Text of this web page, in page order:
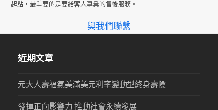
起點，最重要的是要給客人專業的售後服務。
與我們聯繫
近期文章
元大人壽福氣美滿美元利率變動型終身壽險
發揮正向影響力 推動社會永續發展